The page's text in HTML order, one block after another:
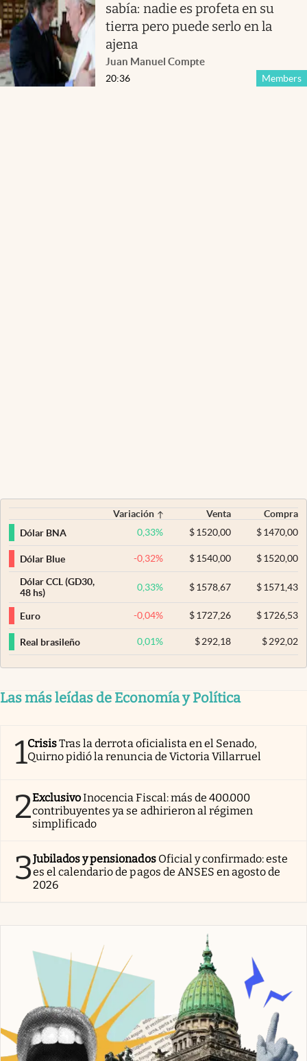
sabía: nadie es profeta en su
tierra pero puede serlo en la
ajena
Juan Manuel Compte
Members
20:36
Variación Venta
Compra
Dólar BNA
0,33% $ 1520,00 $1470,00
Dólar Blue -0,32% $ 1540,00 $1520,00
Dólar CCL (GD30,
48 hs)
0,33% $ 1578,67 $1571,43
Euro -0,04% $ 1727,26 $1726,53
Real brasileño 0,01% $292,18 $292,02
Las más leídas de Economía y Política
1CrisisTras la derrota oficialista en el Senado,
Quirno pidió la renuncia de Victoria Villarruel
2ExclusivoInocencia Fiscal: más de 400.000
contribuyentes ya se adhirieron al régimen
simplificado
3Jubilados y pensionados Oficial y confirmado: este
es el calendario de pagos de ANSES en agosto de
2026